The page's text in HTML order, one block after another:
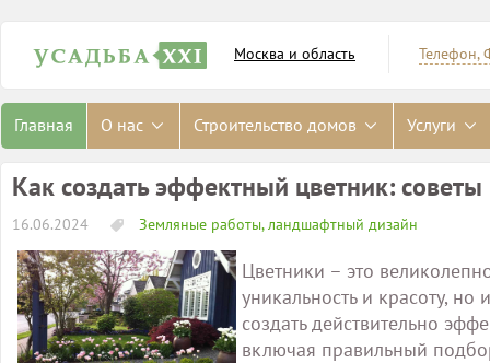
Телефон,
Москва и область
Главная О нас Строительство домов Услуги
Как создать эффектный цветник:
16.06.2024 Земляные работы, ландшафтный дизайн
Цветники – это
уникальность и красоту,
создать действительно
включая правильный